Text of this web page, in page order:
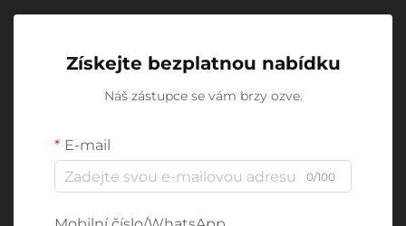
Získejte bezplatnou nabídku
Náš zástupce se vám brzy ozve.
E-mail
0/100